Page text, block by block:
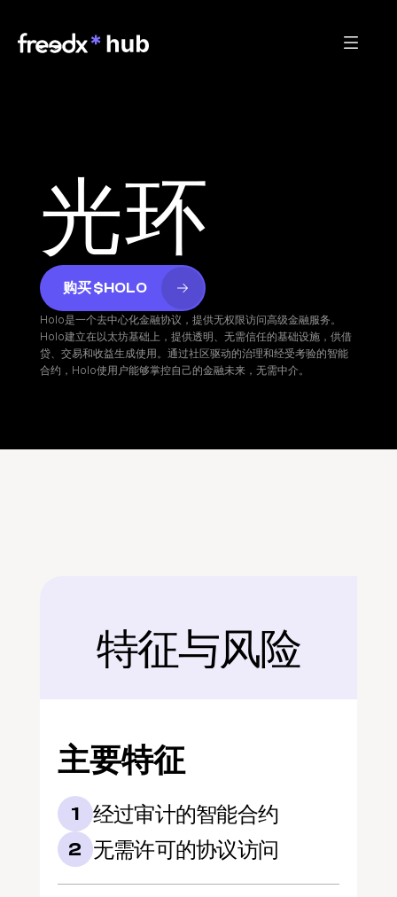
光环
购买 $HOLO
Holo是一个去中心化金融协议，提供无权限访问高级金融服务。
Holo建立在以太坊基础上，提供透明、无需信任的基础设施，供借
贷、交易和收益生成使用。通过社区驱动的治理和经受考验的智能
合约，Holo使用户能够掌控自己的金融未来，无需中介。
后面
特征与风险
主要特征
1 经过审计的智能合约
2 无需许可的协议访问